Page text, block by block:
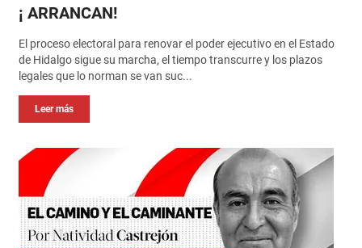
¡ ARRANCAN!
El proceso electoral para renovar el poder ejecutivo en el Estado
de Hidalgo sigue su marcha, el tiempo transcurre y los plazos
legales que lo norman se van suc...
Leer más